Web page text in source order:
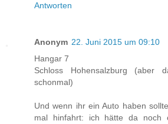
Antworten
Anonym 22. Juni 2015 um 09:10
Hangar 7
Schloss Hohensalzburg (aber
schonmal)
Und wenn ihr ein Auto haben
mal hinfahrt: ich hätte da noch